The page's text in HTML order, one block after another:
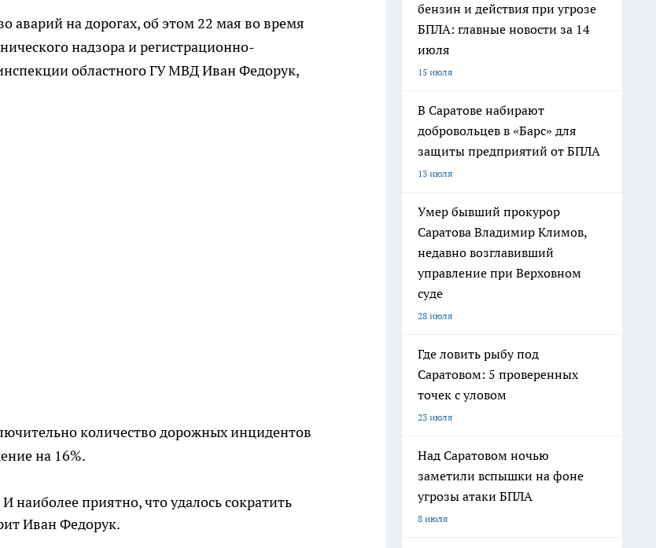
аварий на дорогах, об этом 22 мая во время
надзора и регистрационно-
областного ГУ МВД Иван Федорук,
количество дорожных инцидентов
на 16%.
наиболее приятно, что удалось сократить
Иван Федорук.
бензин и действия при угрозе
БПЛА: главные новости за 14
июля
15 июля
В Саратове набирают
добровольцев в «Барс» для
защиты предприятий от БПЛА
13 июля
Умер бывший прокурор
Саратова Владимир Климов,
недавно возглавивший
управление при Верховном
суде
28 июля
Где ловить рыбу под
Саратовом: 5 проверенных
точек с уловом
23 июля
Над Саратовом ночью
заметили вспышки на фоне
угрозы атаки БПЛА
8 июля